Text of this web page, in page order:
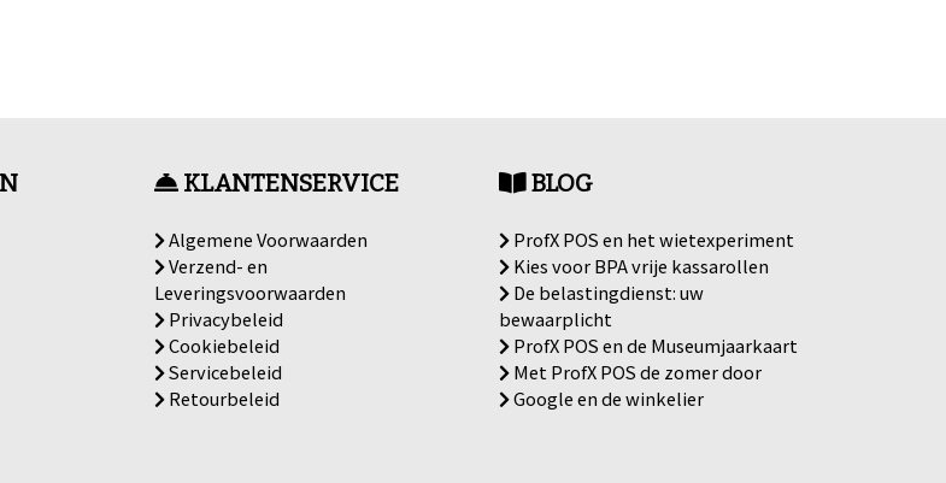
KLANTENSERVICE
Algemene Voorwaarden
Verzend- en
Leveringsvoorwaarden
Privacybeleid
Cookiebeleid
Servicebeleid
Retourbeleid
BLOG
ProfX POS en het wietexperiment
Kies voor BPA vrije kassarollen
De belastingdienst: uw
bewaarplicht
ProfX POS en de Museumjaarkaart
Met ProfX POS de zomer door
Google en de winkelier